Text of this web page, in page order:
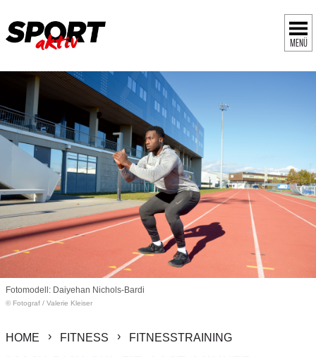
MENÜ
Fotomodell: Daiyehan Nichols-Bardi
© Fotograf / Valerie Kleiser
HOME FITNESS FITNESSTRAINING